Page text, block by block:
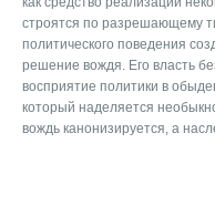
строятся по разрешающему
политического поведения
решение вождя. Его власть
восприятие политики в
который наделяется
вождь канонизируется, а